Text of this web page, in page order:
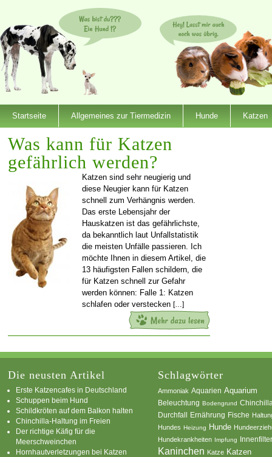
Startseite Allgemeines zur Tiermedizin Hunde Katzen
Was kann für Katzen
gefährlich werden?
Katzen sind sehr neugierig und
diese Neugier kann für Katzen
schnell zum Verhängnis werden.
Das erste Lebensjahr der
Hauskatzen ist das gefährlichste,
da bekanntlich laut Unfallstatistik
die meisten Unfälle passieren. Ich
möchte Ihnen in diesem Artikel, die
13 häufigsten Fallen schildern, die
für Katzen schnell zur Gefahr
werden können: Falle 1: Katzen
schlafen oder verstecken […]
Die neusten Artikel
Erste Katzencafes in Deutschland
Schuppen beim Hund
Schildkröten auf dem Balkon halten
Chinchilla-Haltung im Freien
Der richtige Käfig für die
Meerschweinchen
Hornhautverletzungen bei Katzen
Schlagwörter
Ammoniak Aquarien Aquarium
Beleuchtung Bodengrund
Durchfall Ernährung Fische
Hundes Heizung Hunde
Hundekrankheiten Impfung
Kaninchen Katze Katzen